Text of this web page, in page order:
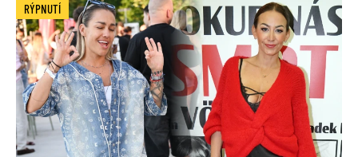
RÝPNUTÍ